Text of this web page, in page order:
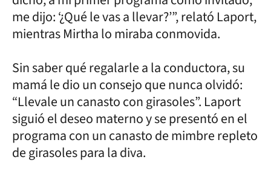
me dijo: ‘¿Qué le vas a llevar?’”, relató Laport,
mientras Mirtha lo miraba conmovida.
Sin saber qué regalarle a la conductora, su
mamá le dio un consejo que nunca olvidó:
“Llevale un canasto con girasoles”. Laport
siguió el deseo materno y se presentó en el
programa con un canasto de mimbre repleto
de girasoles para la diva.